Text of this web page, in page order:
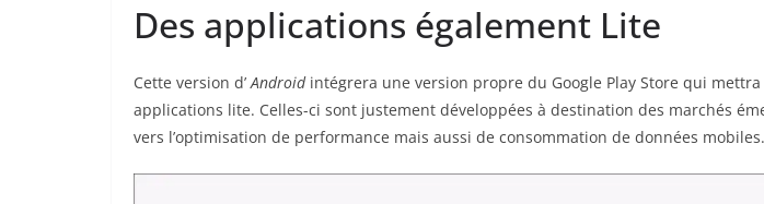
Des applications également Lite
Cette version d’Android intégrera une version propre du Google Play Store qui
applications lite. Celles-ci sont justement développées à destination des marchés
vers l’optimisation de performance mais aussi de consommation de données mobiles.